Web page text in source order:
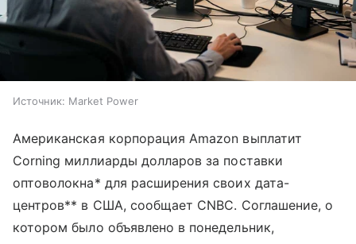
Источник: Market Power
Американская корпорация Amazon выплатит
Corning миллиарды долларов за поставки
оптоволокна* для расширения своих дата-
центров** в США, сообщает CNBC. Соглашение, о
котором было объявлено в понедельник,